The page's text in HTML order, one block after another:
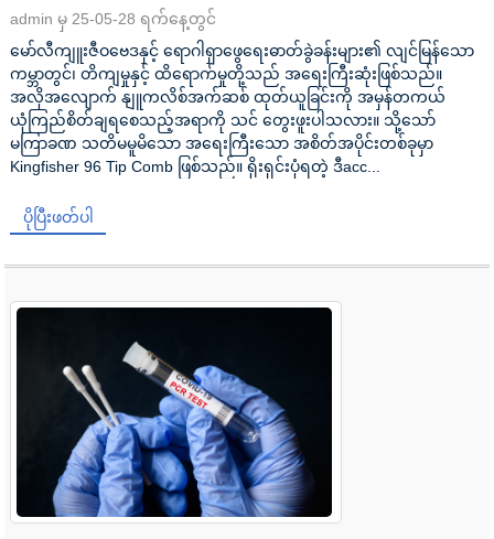
admin မှ 25-05-28 ရက်နေ့တွင်
မော်လီကျူးဇီဝဗေဒနှင့် ရောဂါရှာဖွေရေးဓာတ်ခွဲခန်းများ၏ လျင်မြန်သော
ကမ္ဘာတွင်၊ တိကျမှုနှင့် ထိရောက်မှုတို့သည် အရေးကြီးဆုံးဖြစ်သည်။
အလိုအလျောက် နျူကလိစ်အက်ဆစ် ထုတ်ယူခြင်းကို အမှန်တကယ်
ယုံကြည်စိတ်ချရစေသည့်အရာကို သင် တွေးဖူးပါသလား။ သို့သော်
မကြာခဏ သတိမမူမိသော အရေးကြီးသော အစိတ်အပိုင်းတစ်ခုမှာ
Kingfisher 96 Tip Comb ဖြစ်သည်။ ရိုးရှင်းပုံရတဲ့ ဒီacc...
ပိုပြီးဖတ်ပါ